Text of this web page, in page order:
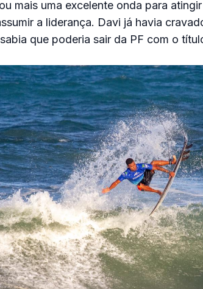
mais uma excelente onda para
a liderança. Davi já havia
que poderia sair da PF com o